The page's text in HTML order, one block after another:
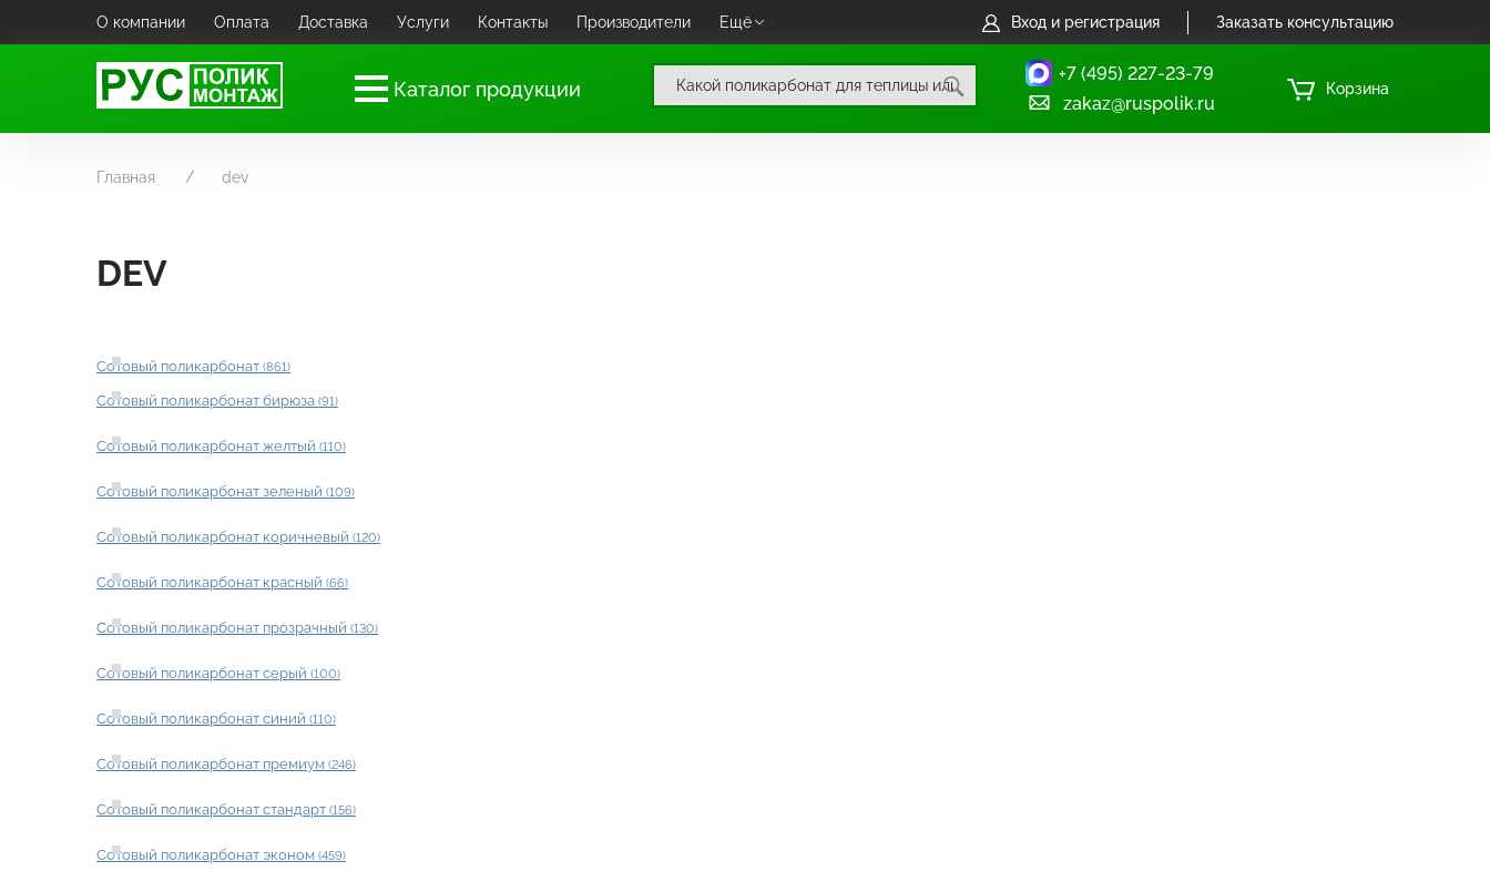
О компании Оплата Доставка Услуги Контакты Производители Ещё Вход и регистрация Заказать консультацию
Каталог продукции
+7 (495) 227-23-79
zakaz@ruspolik.ru
Корзина
Главная dev
DEV
Сотовый поликарбонат (861)
Сотовый поликарбонат бирюза (91)
Сотовый поликарбонат желтый (110)
Сотовый поликарбонат зеленый (109)
Сотовый поликарбонат коричневый (120)
Сотовый поликарбонат красный (66)
Сотовый поликарбонат прозрачный (130)
Сотовый поликарбонат серый (100)
Сотовый поликарбонат синий (110)
Сотовый поликарбонат премиум (246)
Сотовый поликарбонат стандарт (156)
Сотовый поликарбонат эконом (459)